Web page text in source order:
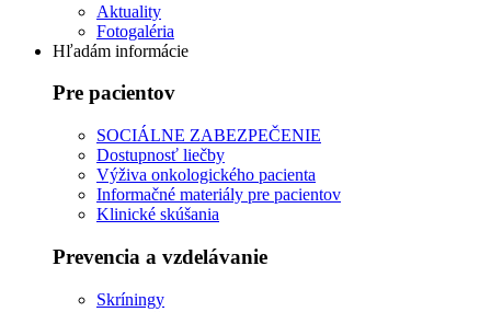
Aktuality
Fotogaléria
Hľadám informácie
Pre pacientov
SOCIÁLNE ZABEZPEČENIE
Dostupnosť liečby
Výživa onkologického pacienta
Informačné materiály pre pacientov
Klinické skúšania
Prevencia a vzdelávanie
Skríningy